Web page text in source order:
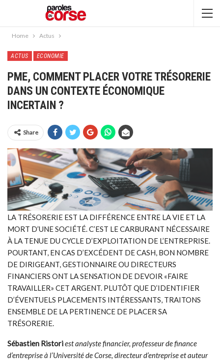
Home Actus
ACTUS ECONOMIE
PME, COMMENT PLACER VOTRE TRÉSORERIE
DANS UN CONTEXTE ÉCONOMIQUE
INCERTAIN ?
Share
LA TRÉSORERIE EST LA DIFFÉRENCE ENTRE LA VIE ET LA
MORT D’UNE SOCIÉTÉ. C’EST LE CARBURANT NÉCESSAIRE
À LA TENUE DU CYCLE D’EXPLOITATION DE L’ENTREPRISE.
POURTANT, EN CAS D’EXCÉDENT DE CASH, BON NOMBRE
DE DIRIGEANT, GESTIONNAIRE OU DIRECTEURS
FINANCIERS ONT LA SENSATION DE DEVOIR «FAIRE
TRAVAILLER» CET ARGENT. PLUTÔT QUE D’IDENTIFIER
D’ÉVENTUELS PLACEMENTS INTÉRESSANTS, TRAITONS
ENSEMBLE DE LA PERTINENCE DE PLACER SA
TRÉSORERIE.
Sébastien Ristoriest analyste financier, professeur de finance
d’entreprise à l’Université de Corse, directeur d’entreprise et auteur